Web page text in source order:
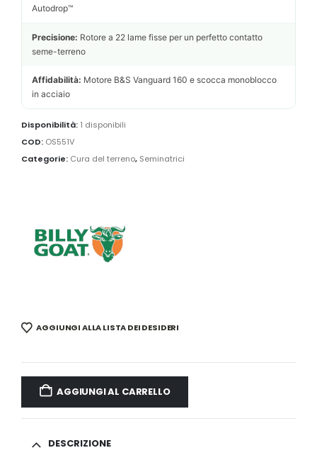
Autodrop™
Precisione: Rotore a 22 lame fisse per un perfetto contatto
seme-terreno
Affidabilità: Motore B&S Vanguard 160 e scocca monoblocco
in acciaio
Disponibilità: 1 disponibili
COD: OS551V
Categorie: Cura del terreno, Seminatrici
AGGIUNGI ALLA LISTA DEI DESIDERI
AGGIUNGI AL CARRELLO
DESCRIZIONE